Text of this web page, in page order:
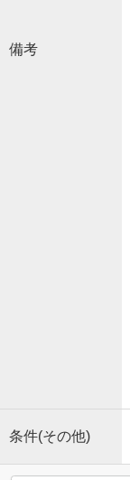
備考
条件(その他)